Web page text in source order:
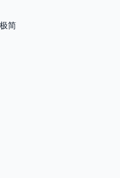
简